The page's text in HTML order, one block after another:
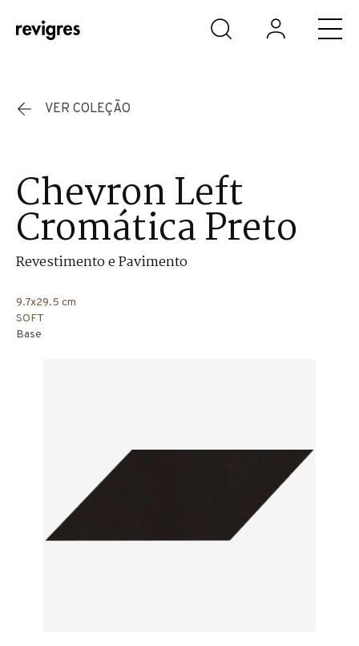
Saltar para o conteúdo principal
VER COLEÇÃO
Chevron Left
Cromática Preto
Revestimento e Pavimento
9.7x29.5 cm
SOFT
Base